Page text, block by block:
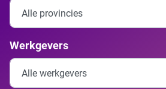
Werkgevers